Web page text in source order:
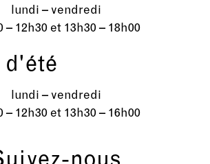
lundi – vendredi
– 12h30 et 13h30 – 18h00
d'été
lundi – vendredi
– 12h30 et 13h30 – 16h00